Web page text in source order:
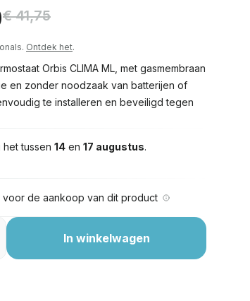
€ 41,75
Ontdek het.
Orbis CLIMA ML, met gasmembraan
en zonder noodzaak van batterijen of
te installeren en beveiligd tegen
tussen 14 en 17 augustus.
voor de aankoop van dit product
In winkelwagen